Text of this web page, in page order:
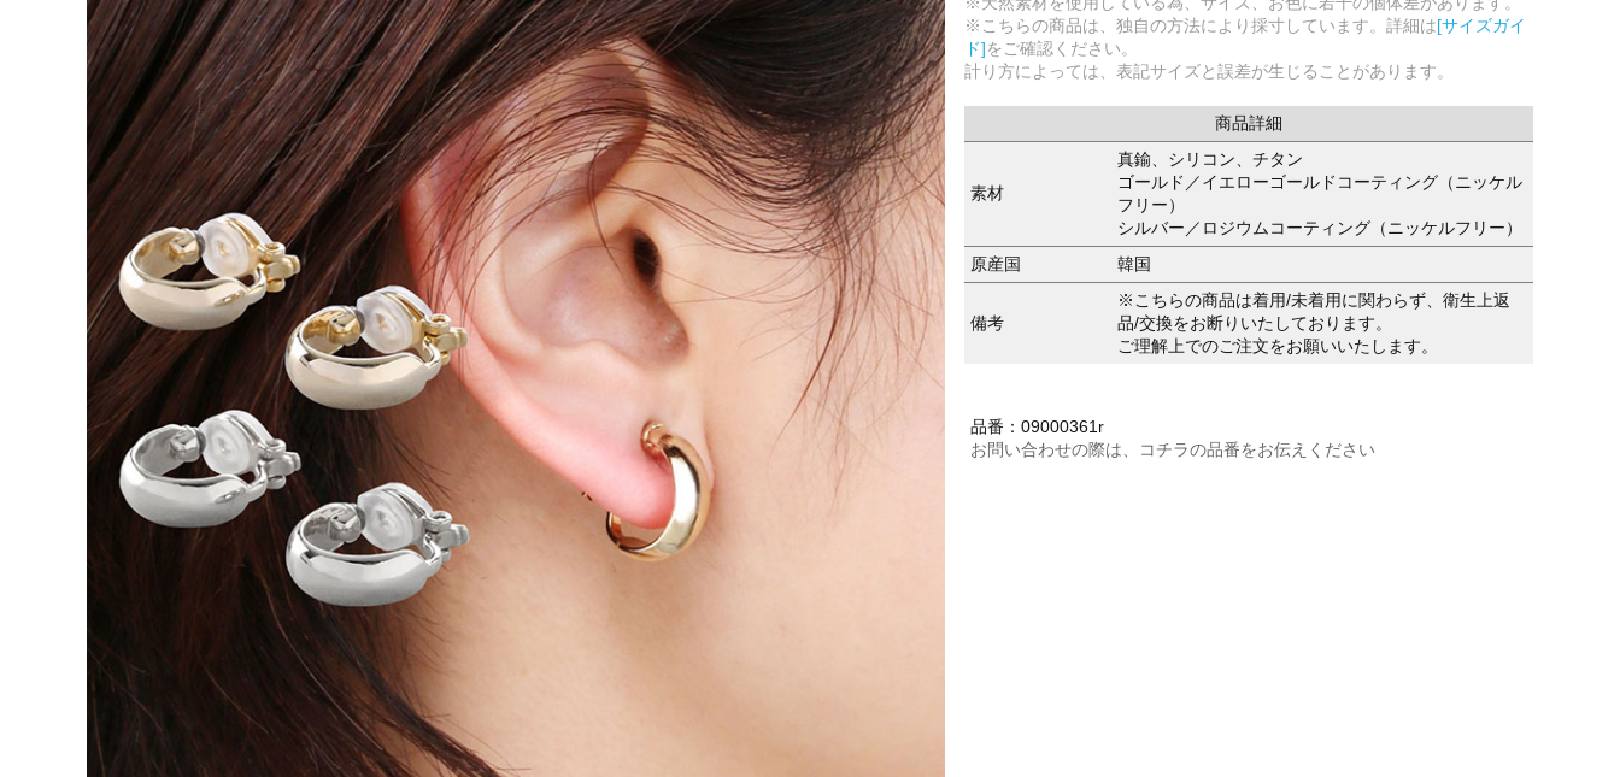
※こちらの商品は、独自の方法により採寸しています。詳細は[サイズガイ
ド]をご確認ください。
計り方によっては、表記サイズと誤差が生じることがあります。
商品詳細
素材
真鍮、シリコン、チタン
ゴールド／イエローゴールドコーティング（ニッケル
フリー）
シルバー／ロジウムコーティング（ニッケルフリー）
原産国
韓国
備考
※こちらの商品は着用/未着用に関わらず、衛生上返
品/交換をお断りいたしております。
ご理解上でのご注文をお願いいたします。
品番：09000361r
お問い合わせの際は、コチラの品番をお伝えください